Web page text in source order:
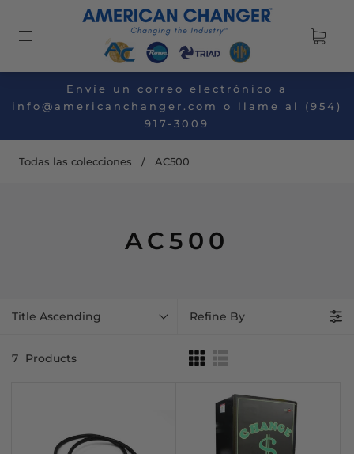
Envíe un correo electrónico a
info@americanchanger.com o llame al (954)
917-3009
Todas las colecciones / AC500
AC500
Title Ascending Refine By
7 Products